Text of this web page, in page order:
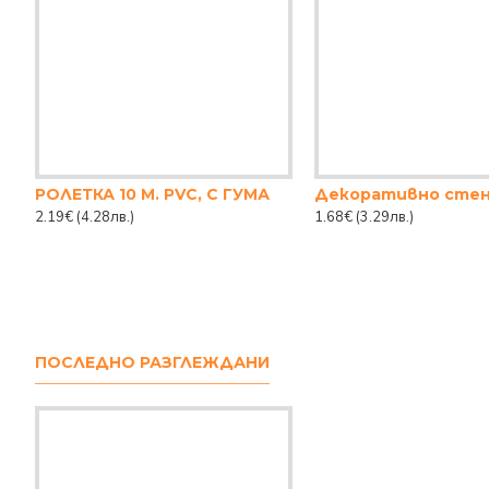
РОЛЕТКА 10 М. PVC, С ГУМА
2.19€ (4.28лв.)
1.68€ (3.29лв.)
ПОСЛЕДНО РАЗГЛЕЖДАНИ